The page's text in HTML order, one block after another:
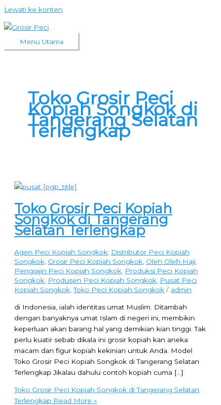
Lewati ke konten
Menu Utama
Toko Grosir Peci
Kopiah Songkok di
Tangerang Selatan
Terlengkap
Toko Grosir Peci Kopiah
Songkok di Tangerang
Selatan Terlengkap
Agen Peci Kopiah Songkok Distributor Peci Kopiah
Songkok Grosir Peci Kopiah Songkok Oleh Oleh Haji
Pengrajin Peci Kopiah Songkok Produksi Peci Kopiah
Songkok Produsen Peci Kopiah Songkok Pusat Peci
Kopiah Songkok ,Toko Peci Kopiah Songkok / admin
di Indonesia, ialah identitas umat Muslim. Ditambah
dengan banyaknya umat Islam di negeri ini, membikin
keperluan akan barang hal yang demikian kian tinggi. Tak
perlu kuatir sebab dikala ini grosir kopiah kan aneka
macam dan figur kopiah kekinian untuk Anda. Model
Toko Grosir Peci Kopiah Songkok di Tangerang Selatan
Terlengkap Jikalau dahulu contoh kopiah cuma […]
Toko Grosir Peci Kopiah Songkok di Tangerang Selatan
Terlengkap Read More »